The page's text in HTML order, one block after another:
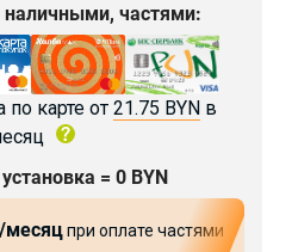
наличными, частями:
по карте от 21.75 BYN в
= 0 BYN
месяцпри оплате частями